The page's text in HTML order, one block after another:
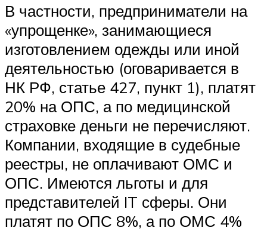
В частности, предприниматели на
«упрощенке», занимающиеся
изготовлением одежды или иной
деятельностью (оговаривается в
НК РФ, статье 427, пункт 1), платят
20% на ОПС, а по медицинской
страховке деньги не перечисляют.
Компании, входящие в судебные
реестры, не оплачивают ОМС и
ОПС. Имеются льготы и для
представителей IT сферы. Они
платят по ОПС 8%, а по ОМС 4%